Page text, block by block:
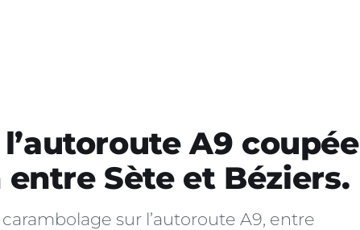
A9 coupée
Sète et Béziers.
sur l’autoroute A9, entre